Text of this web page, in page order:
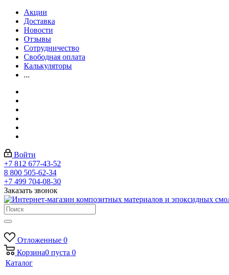
Акции
Доставка
Новости
Отзывы
Сотрудничество
Свободная оплата
Калькуляторы
...
Войти
+7 812 677-43-52
8 800 505-62-34
+7 499 704-08-30
Заказать звонок
Отложенные 0
Корзина0 пуста 0
Каталог